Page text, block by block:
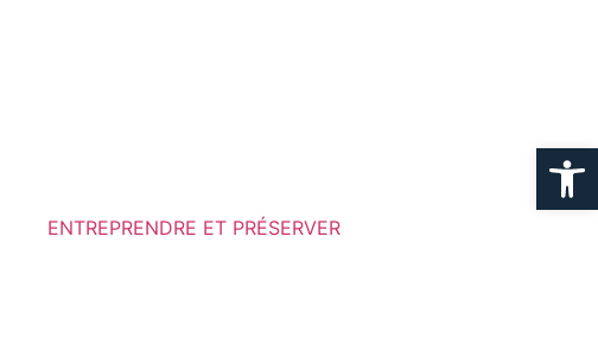
ENTREPRENDRE ET PRÉSERVER
Ouvrir